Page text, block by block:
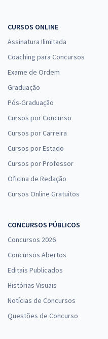
CURSOS ONLINE
Assinatura Ilimitada
Coaching para Concursos
Exame de Ordem
Graduação
Pós-Graduação
Cursos por Concurso
Cursos por Carreira
Cursos por Estado
Cursos por Professor
Oficina de Redação
Cursos Online Gratuitos
CONCURSOS PÚBLICOS
Concursos 2026
Concursos Abertos
Editais Publicados
Histórias Visuais
Notícias de Concursos
Questões de Concurso